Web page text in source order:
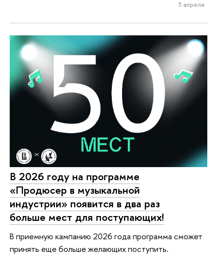
3 апреля
В 2026 году на программе
«Продюсер в музыкальной
индустрии» появится в два раз
больше мест для поступающих!
В приемную кампанию 2026 года программа сможет
принять еще больше желающих поступить.